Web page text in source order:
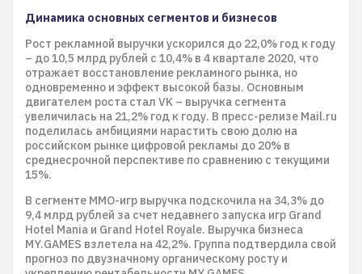
Динамика основных сегментов и бизнесов
Рост рекламной выручки ускорился до 22,0% год к году
– до 10,5 млрд рублей с 10,4% в 4 квартале 2020, что
отражает восстановление рекламного рынка, но
одновременно и эффект высокой базы. Основным
двигателем роста стал VK – выручка сегмента
увеличилась на 21,2% год к году. В пресс-релизе Mail.ru
поделилась амбициями нарастить свою долю на
российском рынке цифровой рекламы до 20% в
среднесрочной перспективе по сравнению с текущими
15%.
В сегменте MMO-игр выручка подскочила на 34,3% до
9,4 млрд рублей за счет недавнего запуска игр Grand
Hotel Mania и Grand Hotel Royale. Выручка бизнеса
MY.GAMES взлетела на 42,2%. Группа подтвердила свой
прогноз по двузначному органическому росту и